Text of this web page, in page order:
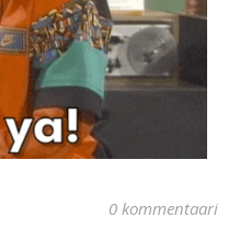
0 kommentaari